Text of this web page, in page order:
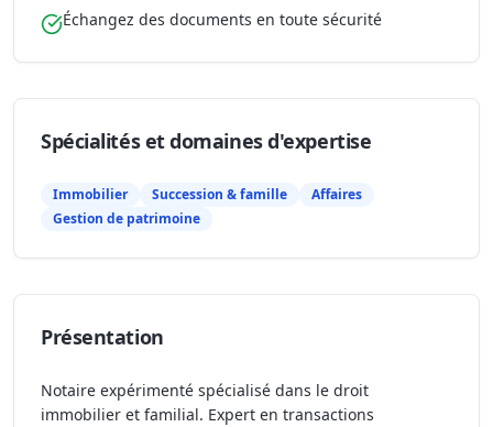
Échangez des documents en toute sécurité
Spécialités et domaines d'expertise
Immobilier Succession & famille
Affaires
Gestion de patrimoine
Présentation
Notaire expérimenté spécialisé dans le droit
immobilier et familial. Expert en transactions